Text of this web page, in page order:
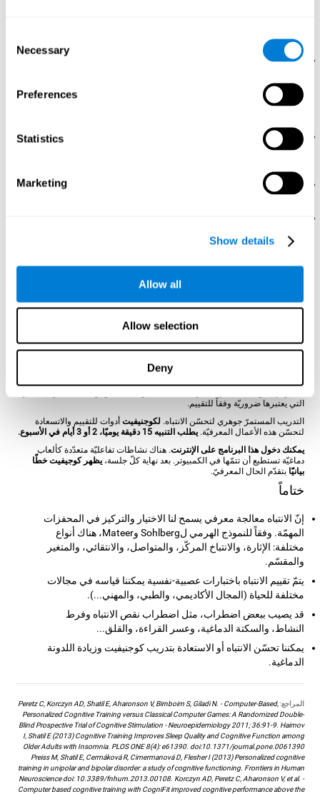
Selection
Necessary
Preferences
Statistics
Marketing
Show details
Allow all
Allow selection
Deny
والتنسيق بين العين واليد.
رائز التزامن DIAT-SHIF
عليك أن تتابع طريق كرة بيضاء وتنتبه
يجب أن تجيب وأنت تنتبه لحافزين في نفس الوقت. في هذا النشاط
تواجه تغيير الخطّ، وأجوبة جديدة والقدرة على المراقبة والبصر في
رائز السرعةREST-HECOOR
: تظهر في الشاشة مربّع أزرق، عليك
أن تضغط الزر في وسط المربّع بسرعة. كلّما تضغط الزر خلال
رائز الحلّREST-SPER
: تظهر محفزات محرّكة كثيرة في الشاشة.
عليك أن تضغط المحفزات الصحيح بسرعة.
من الممكن أن ندرّب جميع المهارات المعرفيّة، مثل الانتباه، لتحسّنها. يقدّم
اللدونة الدماغيّةأس استعادة الانتباه والمهارات المعرفيّة الأخرى. يتم تقوية الدماغ
والاتصالات العصبية باستخدام الوظائف المتعلقة بها. هكذا، عندما ندرّب الانتباه، يتم
تقوية الاتصالات الدماغية للتركيبات المتعلّقة بهذه القدرة.
كوجنيفيتمؤلّف من فريق الاختصاصيّين بدراسة أنواع الانتباه المختلفة، واللدونة
بحسب ضرورات كلّ مستخدم. يبتدئ البرنامج هذا لتقييم دقيق للانتباه
والوظائف المعرفية الأساسية الأخرى. بناء على نتائج التقييم، يقدّم برنامج التنبيه
التي يعتبرها ضروريّة وفقاً للتقييم.
التدريب المستمرّ جوهري لتحسّن الانتباه. لكوجنيفيت أدوات للتقييم والاتسعادة
لتحسّن هذه الأعمال المعرفيّة.يطلب التنبيه 15 دقيقة يوميّا، 2 أو 3 أيام في الأسبوع.
يمكنك دخول هذا البرنامج على الإنترنت. هناك نشاطات تفاعليّة متعدّدة كألعاب
دماغيّة تستطيع أن تتمّها في الكمبيوتر. بعد نهاية كلّ جلسة،يظهر كوجيفيت خطّا
بيانيّا بتقدّم الحال المعرفيّ.
ختاماً
إنّ الانتباه معالجة معرفي يسمح لنا الاختيار والتركيز في المحفزات
المهمّة. وفقاً للنموذج الهرمي لSohlberg وMateer، هناك أنواع
مختلفة: الإثارة، والانتباخ المركّز، والمتواصل، والانتقائي، والمتغير
والمقسّم.
يتمّ تقييم الانتباه باختبارات عصبية-نفسية يمكننا قياسه في مجالات
مختلفة للحياة (المجال الأكاديمي، والطبي، والمهني...).
قد يصيب ببعض اضطراب، مثل اضطراب نقص الانتباه وفرط
النشاط، والسكتة الدماغية، وعسر القراءة، والقلق...
يمكننا تحسّن الانتباه أو الاستعادة بتدريب كوجنيفيت وزيادة اللدونة
الدماغية.
المراجع: Peretz C, Korczyn AD, Shatil E, Aharonson V, Birnboim S, Giladi N. - Computer-Based,
Personalized Cognitive Training versus Classical Computer Games: A Randomized Double-
Blind Prospective Trial of Cognitive Stimulation - Neuroepidemiology 2011; 36:91-9. Haimov
I, Shatil E (2013) Cognitive Training Improves Sleep Quality and Cognitive Function among
Older Adults with Insomnia. PLOS ONE 8(4): e61390. doi:10.1371/journal.pone.0061390
Preiss M, Shatil E, Cermáková R, Cimermanová D, Flesher I (2013) Personalized cognitive
training in unipolar and bipolar disorder: a study of cognitive functioning. Frontiers in Human
Neuroscience doi: 10.3389/fnhum.2013.00108. Korczyn AD, Peretz C, Aharonson V, et al. -
Computer based cognitive training with CogniFit improved cognitive performance above the